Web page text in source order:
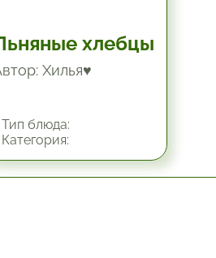
хлебцы
Хилья♥
блюда: